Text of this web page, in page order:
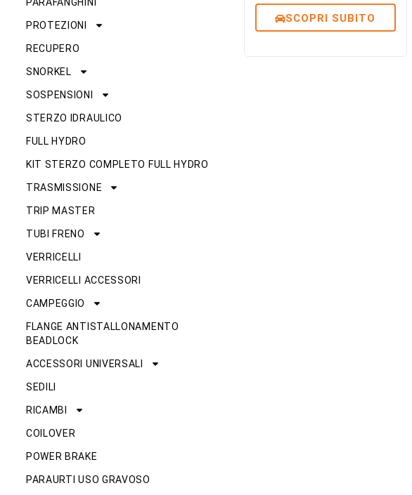
PARAFANGHINI
PROTEZIONI
RECUPERO
SNORKEL
SOSPENSIONI
STERZO IDRAULICO
FULL HYDRO
KIT STERZO COMPLETO FULL HYDRO
TRASMISSIONE
TRIP MASTER
TUBI FRENO
VERRICELLI
VERRICELLI ACCESSORI
CAMPEGGIO
FLANGE ANTISTALLONAMENTO
BEADLOCK
ACCESSORI UNIVERSALI
SEDILI
RICAMBI
COILOVER
POWER BRAKE
PARAURTI USO GRAVOSO
SCOPRI SUBITO